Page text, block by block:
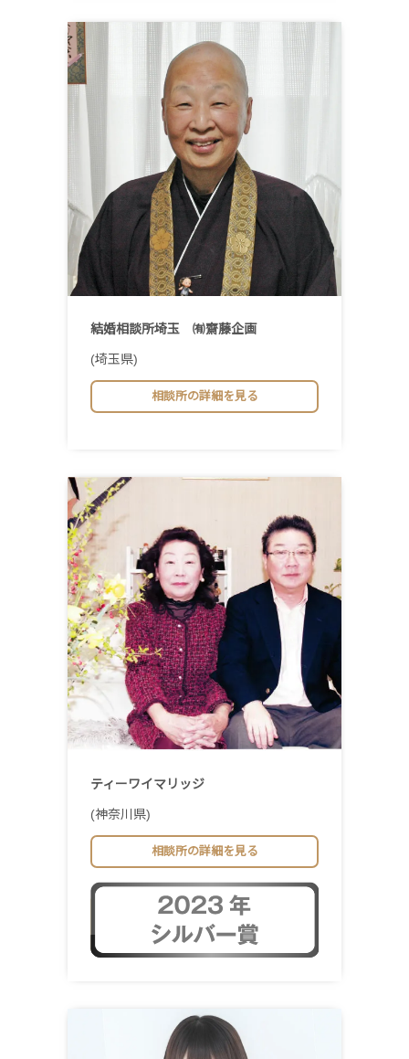
結婚相談所埼玉 ㈲齋藤企画
(埼玉県)
相談所の詳細を見る
ティーワイマリッジ
(神奈川県)
相談所の詳細を見る